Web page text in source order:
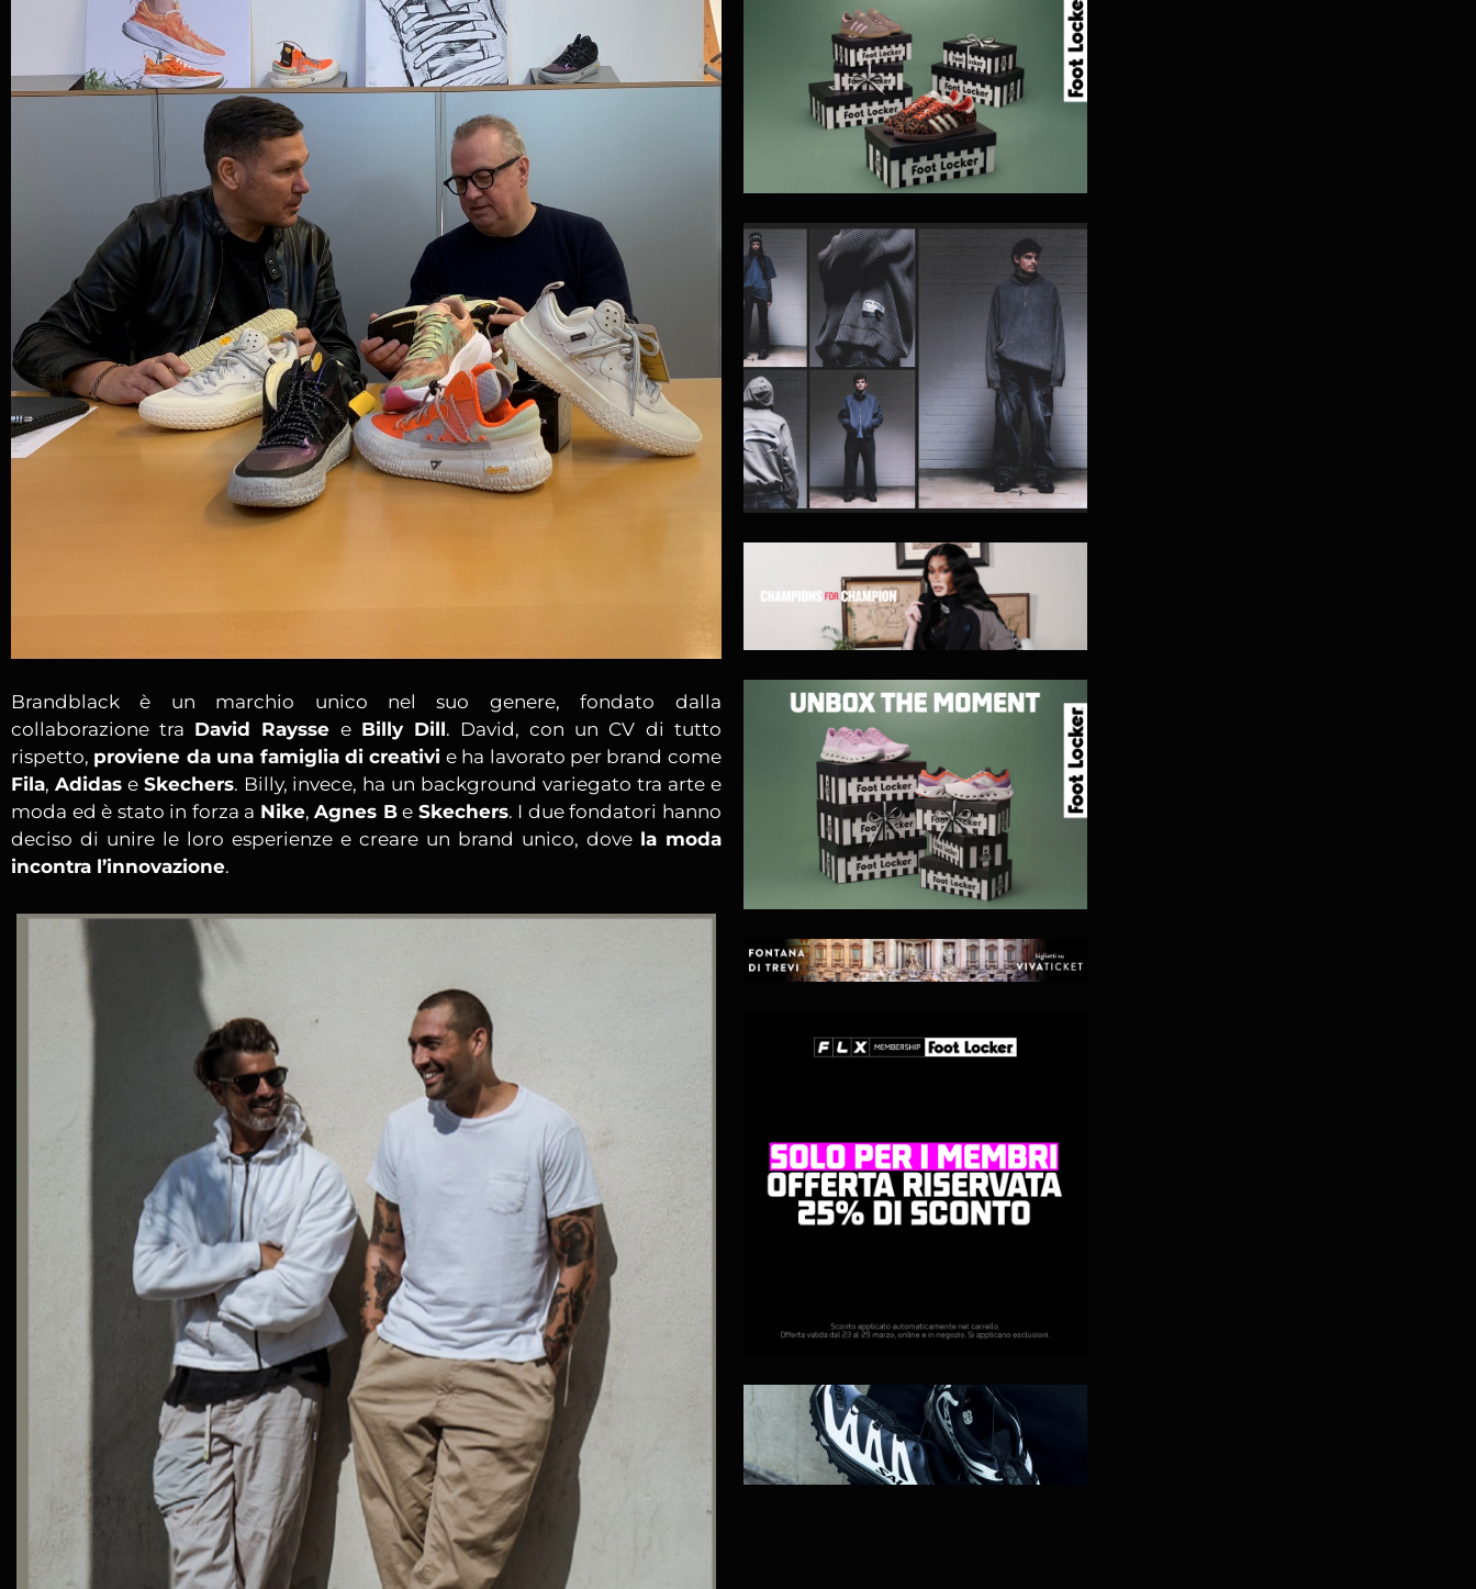
Brandblack è un marchio unico nel suo genere, fondato dalla
collaborazione tra David Raysse e Billy Dill. David, con un CV di tutto
rispetto, proviene da una famiglia di creativi e ha lavorato per brand come
Fila, Adidase Skechers. Billy, invece, ha un background variegato tra arte e
moda ed è stato in forza a Nike,Agnes Be Skechers. I due fondatori hanno
deciso di unire le loro esperienze e creare un brand unico, dove la moda
incontra l’innovazione.